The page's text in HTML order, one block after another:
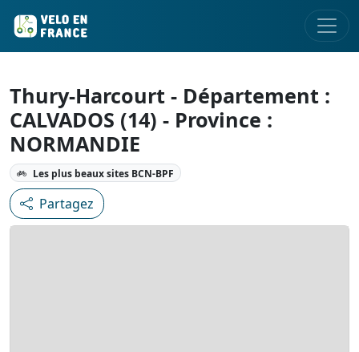
Thury-Harcourt - Département :
CALVADOS (14) - Province :
NORMANDIE
Les plus beaux sites BCN-BPF
Partagez